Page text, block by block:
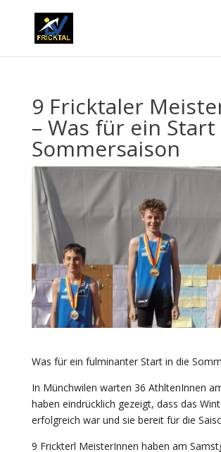
9 Fricktaler
– Was für ein
Sommersaison
Was für ein fulminanter Start in die
In Münchwilen warten 36 AthltenInnen
haben eindrücklich gezeigt, dass das
erfolgreich war und sie bereit für die
9 Frickterl MeisterInnen haben am